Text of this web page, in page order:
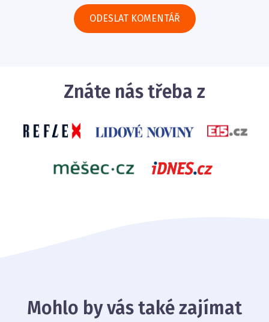
Znáte nás třeba z
Mohlo by vás také zajímat